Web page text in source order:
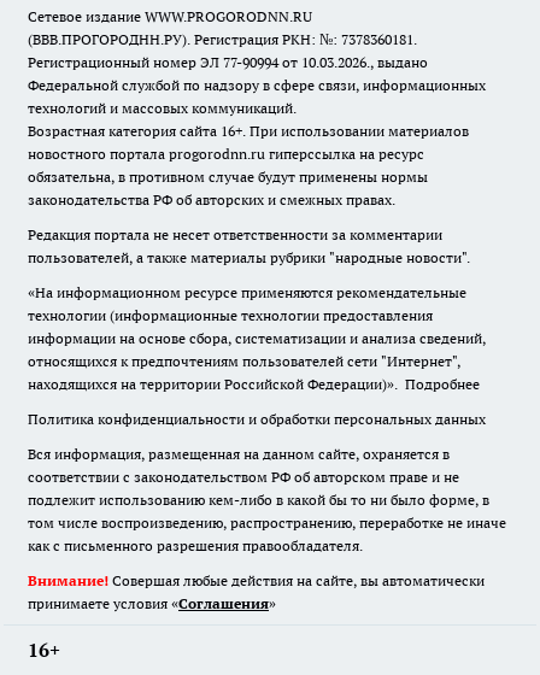
Сетевое издание WWW.PROGORODNN.RU
(ВВВ.ПРОГОРОДНН.РУ). Регистрация РКН: №: 7378360181.
Регистрационный номер ЭЛ 77-90994 от 10.03.2026., выдано
Федеральной службой по надзору в сфере связи, информационных
технологий и массовых коммуникаций.
Возрастная категория сайта 16+. При использовании материалов
новостного портала progorodnn.ru гиперссылка на ресурс
обязательна, в противном случае будут применены нормы
законодательства РФ об авторских и смежных правах.
Редакция портала не несет ответственности за комментарии
пользователей, а также материалы рубрики "народные новости".
«На информационном ресурсе применяются рекомендательные
технологии (информационные технологии предоставления
информации на основе сбора, систематизации и анализа сведений,
относящихся к предпочтениям пользователей сети "Интернет",
находящихся на территории Российской Федерации)». Подробнее
Политика конфиденциальности и обработки персональных данных
Вся информация, размещенная на данном сайте, охраняется в
соответствии с законодательством РФ об авторском праве и не
подлежит использованию кем-либо в какой бы то ни было форме, в
том числе воспроизведению, распространению, переработке не иначе
как с письменного разрешения правообладателя.
Внимание! Совершая любые действия на сайте, вы автоматически
принимаете условия «Cоглашения»
16+